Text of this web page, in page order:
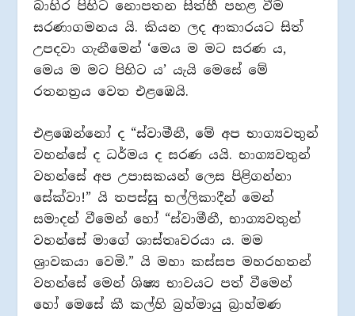
බාහිර පිහිට නොපතන සිත්හී පහළ වීම
සරණාගමනය යි. කියන ලද ආකාරයට සිත්
උපදවා ගැනීමෙන් ‘මෙය ම මට සරණ ය,
මෙය ම මට පිහිට ය’ යැයි මෙසේ මේ
රතනත්‍රය වෙත එළඹෙයි.
එළඹෙන්නෝ ද “ස්වාමීනී, මේ අප භාග්‍යවතුන්
වහන්සේ ද ධර්මය ද සරණ යයි. භාග්‍යවතුන්
වහන්සේ අප උපාසකයන් ලෙස පිළිගන්නා
සේක්වා!” යි තපස්සු භල්ලිකාදීන් මෙන්
සමාදන් වීමෙන් හෝ “ස්වාමීනී, භාග්‍යවතුන්
වහන්සේ මාගේ ශාස්තෘවරයා ය. මම
ශ්‍රාවකයා වෙමි.” යි මහා කස්සප මහරහතන්
වහන්සේ මෙන් ශිෂ්‍ය භාවයට පත් වීමෙන්
හෝ මෙසේ කී කල්හි බ්‍රහ්මායු බ්‍රාහ්මණ